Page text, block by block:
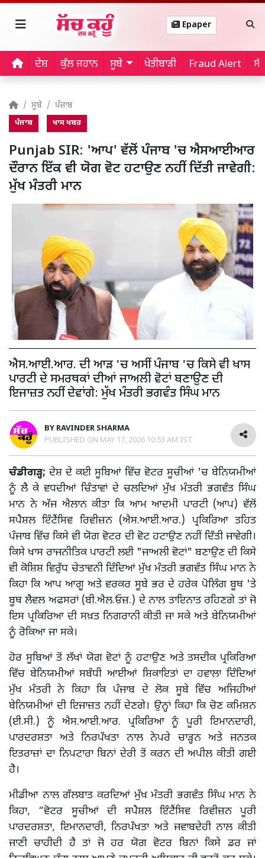
Epaper
ਦੇਸ਼ ਕੁੱਲ ਜਹਾਨ ਸੂਬੇ ਖੇਤੀਬਾੜੀ Fraud Alert
ਸੂਬੇ ਪੰਜਾਬ
ਪੰਜਾਬ ਖਾਸ ਖਬਰ
Punjab SIR: 'ਆਪ' ਵੱਲੋਂ ਪੰਜਾਬ 'ਚ ਐਸਆਈਆਰ
ਦੌਰਾਨ ਇੱਕ ਵੀ ਯੋਗ ਵੋਟ ਹਟਾਉਣ ਨਹੀਂ ਦਿੱਤੀ ਜਾਵੇਗੀ:
ਮੁੱਖ ਮੰਤਰੀ ਮਾਨ
ਐਸ.ਆਈ.ਆਰ. ਦੀ ਆੜ 'ਚ ਅਸੀਂ ਪੰਜਾਬ 'ਚ ਕਿਸੇ ਵੀ ਖਾਸ
ਪਾਰਟੀ ਦੇ ਸਮਰਥਕਾਂ ਦੀਆਂ ਜਾਅਲੀ ਵੋਟਾਂ ਬਣਾਉਣ ਦੀ
ਇਜਾਜ਼ਤ ਨਹੀਂ ਦੇਵਾਂਗੇ: ਮੁੱਖ ਮੰਤਰੀ ਭਗਵੰਤ ਸਿੰਘ ਮਾਨ
BY RAVINDER SHARMA
PUBLISHED ON MAY 17, 2026 10:53 AM IST
ਚੰਡੀਗੜ੍ਹ; ਦੇਸ਼ ਦੇ ਕਈ ਸੂਬਿਆਂ ਵਿੱਚ ਵੋਟਰ ਸੂਚੀਆਂ 'ਚ ਬੇਨਿਯਮੀਆਂ
ਨੂੰ ਲੈ ਕੇ ਵਧਦੀਆਂ ਚਿੰਤਾਵਾਂ ਦੇ ਚਲਦਿਆਂ ਮੁੱਖ ਮੰਤਰੀ ਭਗਵੰਤ ਸਿੰਘ
ਮਾਨ ਨੇ ਅੱਜ ਐਲਾਨ ਕੀਤਾ ਕਿ ਆਮ ਆਦਮੀ ਪਾਰਟੀ (ਆਪ) ਵੱਲੋਂ
ਸਪੈਸ਼ਲ ਇੰਟੈਂਸਿਵ ਰਿਵੀਜ਼ਨ (ਐਸ.ਆਈ.ਆਰ.) ਪ੍ਰਕਿਰਿਆ ਤਹਿਤ
ਪੰਜਾਬ ਵਿੱਚ ਕਿਸੇ ਵੀ ਯੋਗ ਵੋਟਰ ਦੀ ਵੋਟ ਹਟਾਉਣ ਨਹੀਂ ਦਿੱਤੀ ਜਾਵੇਗੀ।
ਕਿਸੇ ਖਾਸ ਰਾਜਨੀਤਿਕ ਪਾਰਟੀ ਲਈ "ਜਾਅਲੀ ਵੋਟਾਂ" ਬਣਾਉਣ ਦੀ ਕਿਸੇ
ਵੀ ਕੋਸ਼ਿਸ਼ ਵਿਰੁੱਧ ਚੇਤਾਵਨੀ ਦਿੰਦਿਆਂ ਮੁੱਖ ਮੰਤਰੀ ਭਗਵੰਤ ਸਿੰਘ ਮਾਨ ਨੇ
ਕਿਹਾ ਕਿ ਆਪ ਆਗੂ ਅਤੇ ਵਰਕਰ ਸੂਬੇ ਭਰ ਦੇ ਹਰੇਕ ਪੋਲਿੰਗ ਬੂਥ 'ਤੇ
ਬੂਥ ਲੈਵਲ ਅਫਸਰਾਂ (ਬੀ.ਐਲ.ਓਜ਼.) ਦੇ ਨਾਲ ਤਾਇਨਾਤ ਰਹਿਣਗੇ ਤਾਂ ਜੋ
ਇਸ ਪ੍ਰਕਿਰਿਆ ਦੀ ਸਖ਼ਤ ਨਿਗਰਾਨੀ ਕੀਤੀ ਜਾ ਸਕੇ ਅਤੇ ਬੇਨਿਯਮੀਆਂ
ਨੂੰ ਰੋਕਿਆ ਜਾ ਸਕੇ।
ਹੋਰ ਸੂਬਿਆਂ ਤੋਂ ਲੱਖਾਂ ਯੋਗ ਵੋਟਾਂ ਨੂੰ ਹਟਾਉਣ ਅਤੇ ਤਸਦੀਕ ਪ੍ਰਕਿਰਿਆ
ਵਿੱਚ ਬੇਨਿਯਮੀਆਂ ਸਬੰਧੀ ਆਈਆਂ ਸ਼ਿਕਾਇਤਾਂ ਦਾ ਹਵਾਲਾ ਦਿੰਦਿਆਂ
ਮੁੱਖ ਮੰਤਰੀ ਨੇ ਕਿਹਾ ਕਿ ਪੰਜਾਬ ਦੇ ਲੋਕ ਸੂਬੇ ਵਿੱਚ ਅਜਿਹੀਆਂ
ਬੇਨਿਯਮੀਆਂ ਦੀ ਇਜਾਜ਼ਤ ਨਹੀਂ ਦੇਣਗੇ। ਉਨ੍ਹਾਂ ਕਿਹਾ ਕਿ ਚੋਣ ਕਮਿਸ਼ਨ
(ਈ.ਸੀ.) ਨੂੰ ਐਸ.ਆਈ.ਆਰ. ਪ੍ਰਕਿਰਿਆ ਨੂੰ ਪੂਰੀ ਇਮਾਨਦਾਰੀ,
ਪਾਰਦਰਸ਼ਤਾ ਅਤੇ ਨਿਰਪੱਖਤਾ ਨਾਲ ਨੇਪਰੇ ਚਾੜ੍ਹਨ ਅਤੇ ਜਨਤਕ
ਇਤਰਾਜ਼ਾਂ ਦਾ ਨਿਪਟਾਰਾ ਬਿਨਾਂ ਦੇਰੀ ਤੋਂ ਕਰਨ ਦੀ ਅਪੀਲ ਕੀਤੀ ਗਈ
ਹੈ।
ਮੀਡੀਆ ਨਾਲ ਗੱਲਬਾਤ ਕਰਦਿਆਂ ਮੁੱਖ ਮੰਤਰੀ ਭਗਵੰਤ ਸਿੰਘ ਮਾਨ ਨੇ
ਕਿਹਾ, “ਵੋਟਰ ਸੂਚੀਆਂ ਦੀ ਸਪੈਸ਼ਲ ਇੰਟੈਂਸਿਵ ਰਿਵੀਜ਼ਨ ਪੂਰੀ
ਪਾਰਦਰਸ਼ਤਾ, ਇਮਾਨਦਾਰੀ, ਨਿਰਪੱਖਤਾ ਅਤੇ ਜਵਾਬਦੇਹੀ ਨਾਲ ਕੀਤੀ
ਜਾਣੀ ਚਾਹੀਦੀ ਹੈ ਤਾਂ ਜੋ ਹਰ ਯੋਗ ਵੋਟਰ ਬਿਨਾਂ ਕਿਸੇ ਡਰ ਜਾਂ